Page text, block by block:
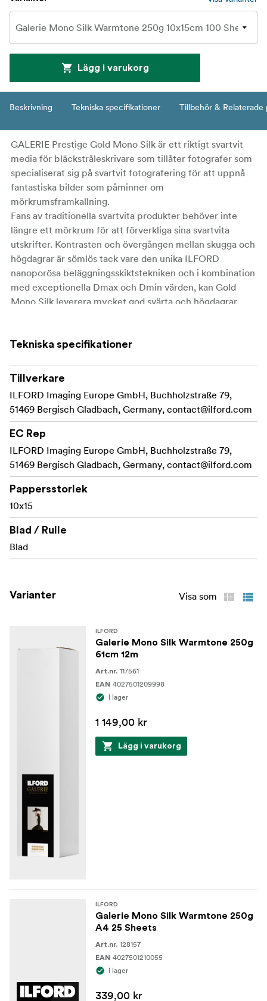
Lägg i varukorg
Beskrivning Tekniska specifikationer Tillbehör & Relaterade
GALERIE Prestige Gold Mono Silk är ett riktigt svartvit
media för bläckstråleskrivare som tillåter fotografer som
specialiserat sig på svartvit fotografering för att uppnå
fantastiska bilder som påminner om
mörkrumsframkallning.
Fans av traditionella svartvita produkter behöver inte
längre ett mörkrum för att förverkliga sina svartvita
utskrifter. Kontrasten och övergången mellan skugga och
högdagrar är sömlös tack vare den unika ILFORD
nanoporösa beläggningsskiktstekniken och i kombination
med exceptionella Dmax och Dmin värden, kan Gold
Mono Silk leverera mycket god svärta och högdagrar.
kan komma att ändras.
Dedikerad svartvit produkt
Syrafritt och ligninfri fiberbas
Påminner om mörkrumsframkallning
Sömlös övergång mellan skuggor och högdagrar
Hög Dmax och låg Dmin\
Tekniska specifikationer
Tillverkare
ILFORD Imaging Europe GmbH, Buchholzstraße 79,
51469 Bergisch Gladbach, Germany, contact@ilford.com
EC Rep
ILFORD Imaging Europe GmbH, Buchholzstraße 79,
51469 Bergisch Gladbach, Germany, contact@ilford.com
Pappersstorlek
10x15
Blad / Rulle
Blad
Varianter Visa som
ILFORD
Galerie Mono Silk Warmtone 250g
61cm 12m
Art.nr. 117561
EAN 4027501209998
I lager
1 149,00 kr
Lägg i varukorg
ILFORD
Galerie Mono Silk Warmtone 250g
A4 25 Sheets
Art.nr. 128157
EAN 4027501210055
I lager
339,00 kr